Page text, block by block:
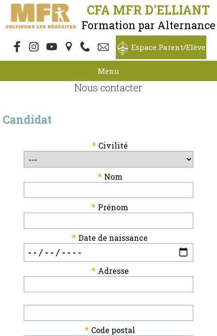
CFA MFR D'ELLIANT
Formation par Alternance
Espace Parent/Elève
Menu
Nous contacter
Candidat
* Civilité
* Nom
* Prénom
* Date de naissance
* Adresse
* Code postal